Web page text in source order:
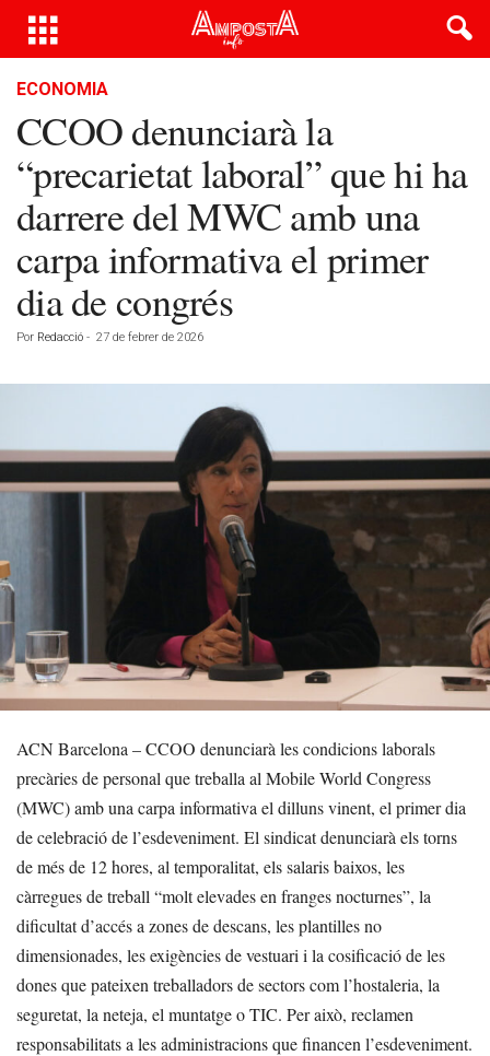
ECONOMIA
CCOO denunciarà la
“precarietat laboral” que hi ha
darrere del MWC amb una
carpa informativa el primer
dia de congrés
Por Redacció - 27 de febrer de 2026
ACN Barcelona – CCOO denunciarà les condicions laborals
precàries de personal que treballa al Mobile World Congress
(MWC) amb una carpa informativa el dilluns vinent, el primer dia
de celebració de l’esdeveniment. El sindicat denunciarà els torns
de més de 12 hores, al temporalitat, els salaris baixos, les
càrregues de treball “molt elevades en franges nocturnes”, la
dificultat d’accés a zones de descans, les plantilles no
dimensionades, les exigències de vestuari i la cosificació de les
dones que pateixen treballadors de sectors com l’hostaleria, la
seguretat, la neteja, el muntatge o TIC. Per això, reclamen
responsabilitats a les administracions que financen l’esdeveniment.